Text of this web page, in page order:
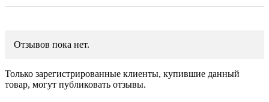
Отзывов пока нет.
Только зарегистрированные клиенты, купившие данный
товар, могут публиковать отзывы.